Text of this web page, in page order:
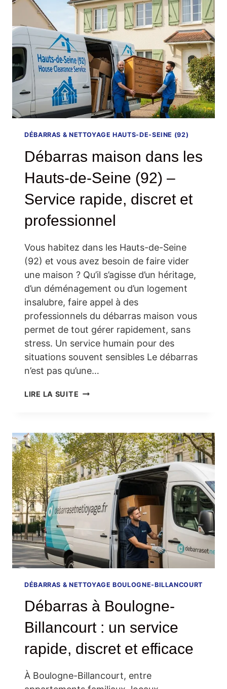
–
INTERVENTION
RAPIDE
&
DEVIS
GRATUIT
DÉBARRAS & NETTOYAGE HAUTS-DE-SEINE (92)
Débarras maison dans les
Hauts-de-Seine (92) –
Service rapide, discret et
professionnel
Vous habitez dans les Hauts-de-Seine
(92) et vous avez besoin de faire vider
une maison ? Qu’il s’agisse d’un héritage,
d’un déménagement ou d’un logement
insalubre, faire appel à des
professionnels du débarras maison vous
permet de tout gérer rapidement, sans
stress. Un service humain pour des
situations souvent sensibles Le débarras
n’est pas qu’une…
LIRE LA SUITE DÉBARRAS
HAUTS-
DE-
SEINE
(92)
–
SERVICE
RAPIDE,
DISCRET
PROFESSIONNEL
DÉBARRAS & NETTOYAGE BOULOGNE-BILLANCOURT
Débarras à Boulogne-
Billancourt : un service
rapide, discret et efficace
À Boulogne-Billancourt, entre